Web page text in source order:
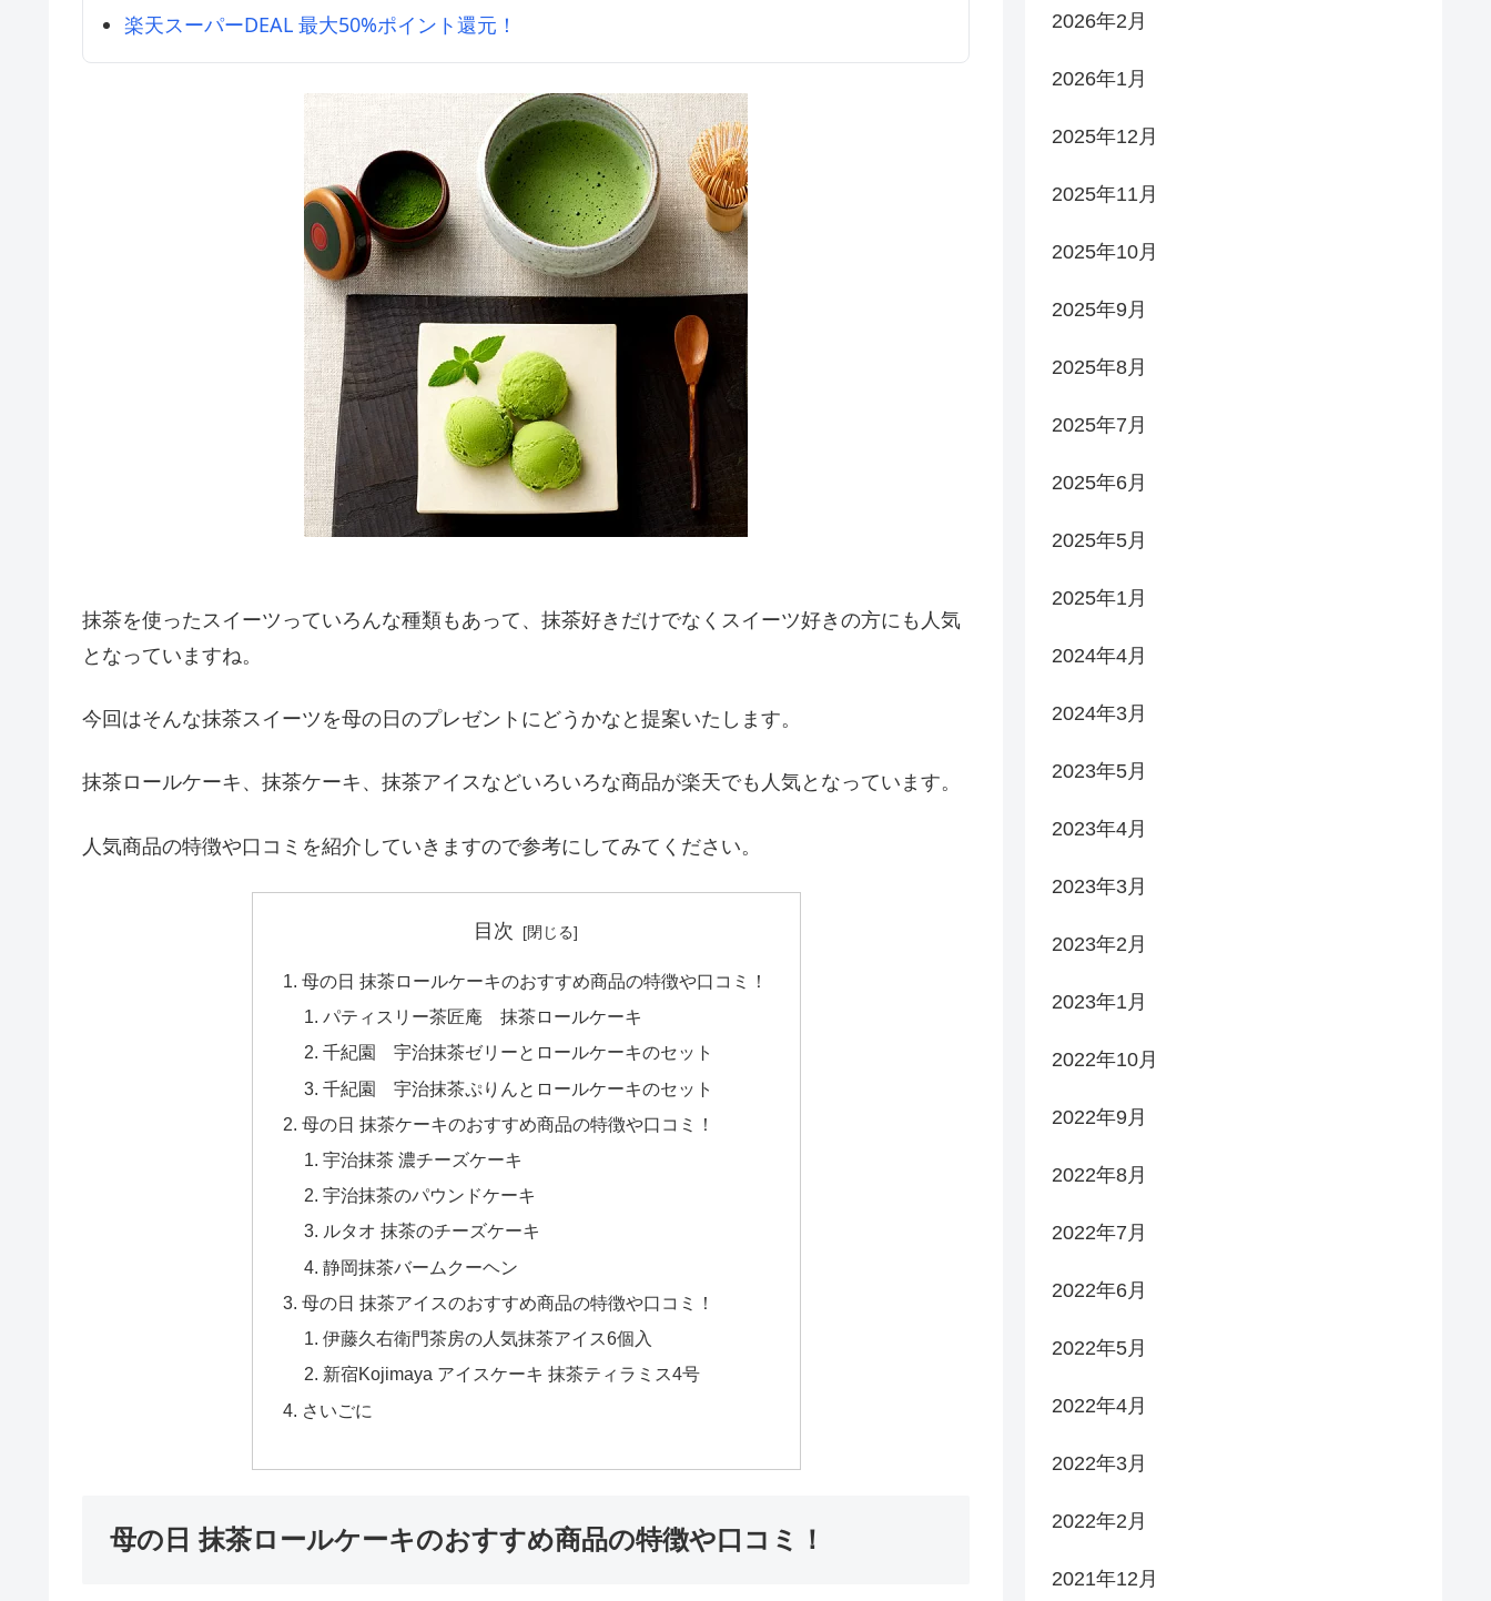
楽天スーパーDEAL 最大50%ポイント還元！
抹茶を使ったスイーツっていろんな種類もあって、抹茶好きだけでなくスイーツ好きの方にも人気
となっていますね。
今回はそんな抹茶スイーツを母の日のプレゼントにどうかなと提案いたします。
抹茶ロールケーキ、抹茶ケーキ、抹茶アイスなどいろいろな商品が楽天でも人気となっています。
人気商品の特徴や口コミを紹介していきますので参考にしてみてください。
目次
母の日 抹茶ロールケーキのおすすめ商品の特徴や口コミ！
パティスリー茶匠庵 抹茶ロールケーキ
千紀園 宇治抹茶ゼリーとロールケーキのセット
千紀園 宇治抹茶ぷりんとロールケーキのセット
母の日 抹茶ケーキのおすすめ商品の特徴や口コミ！
宇治抹茶 濃チーズケーキ
宇治抹茶のパウンドケーキ
ルタオ 抹茶のチーズケーキ
静岡抹茶バームクーヘン
母の日 抹茶アイスのおすすめ商品の特徴や口コミ！
伊藤久右衛門茶房の人気抹茶アイス6個入
新宿Kojimaya アイスケーキ 抹茶ティラミス4号
さいごに
母の日 抹茶ロールケーキのおすすめ商品の特徴や口コミ！
2026年2月
2026年1月
2025年12月
2025年11月
2025年10月
2025年9月
2025年8月
2025年7月
2025年6月
2025年5月
2025年1月
2024年4月
2024年3月
2023年5月
2023年4月
2023年3月
2023年2月
2023年1月
2022年10月
2022年9月
2022年8月
2022年7月
2022年6月
2022年5月
2022年4月
2022年3月
2022年2月
2021年12月